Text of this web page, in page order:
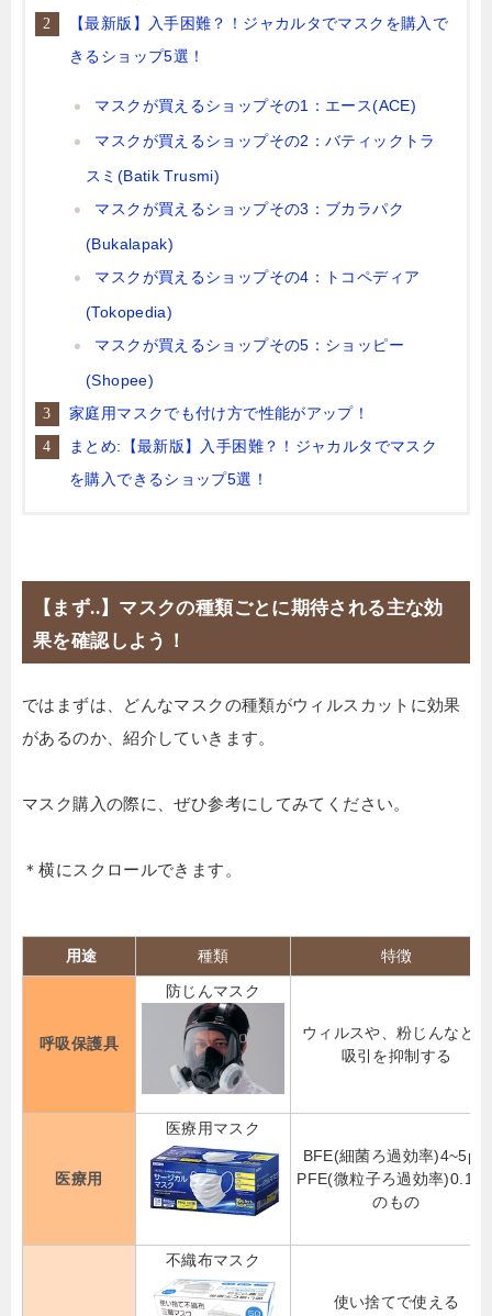
【最新版】入手困難？！ジャカルタでマスクを購入で
きるショップ5選！
マスクが買えるショップその1：エース(ACE)
マスクが買えるショップその2：バティックトラ
スミ(Batik Trusmi)
マスクが買えるショップその3：ブカラパク
(Bukalapak)
マスクが買えるショップその4：トコペディア
(Tokopedia)
マスクが買えるショップその5：ショッピー
(Shopee)
家庭用マスクでも付け方で性能がアップ！
まとめ:【最新版】入手困難？！ジャカルタでマスク
を購入できるショップ5選！
【まず..】マスクの種類ごとに期待される主な効
果を確認しよう！
ではまずは、どんなマスクの種類がウィルスカットに効果
があるのか、紹介していきます。
マスク購入の際に、ぜひ参考にしてみてください。
＊横にスクロールできます。
用途 種類 特徴
呼吸保護具
防じんマスク
ウィルスや、粉じんなどの
吸引を抑制する
医療用
医療用マスク
BFE(細菌ろ過効率)4~5μm
PFE(微粒子ろ過効率
のもの
不織布マスク
使い捨てで使える